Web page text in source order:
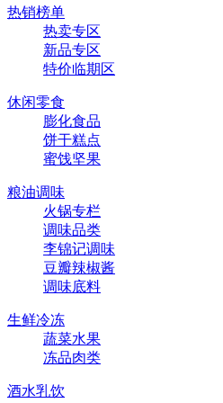
热销榜单
热卖专区
新品专区
特价临期区
休闲零食
膨化食品
饼干糕点
蜜饯坚果
粮油调味
火锅专栏
调味品类
李锦记调味
豆瓣辣椒酱
调味底料
生鲜冷冻
蔬菜水果
冻品肉类
酒水乳饮